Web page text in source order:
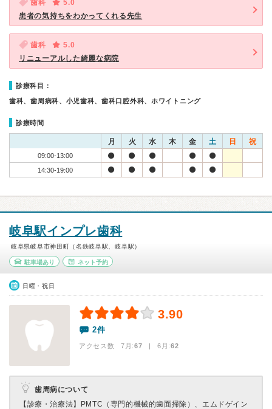
歯科
5.0
患者の気持ちをわかってくれる先生
歯科
5.0
リニューアルした綺麗な病院
診療科目：
歯科、歯周病科、小児歯科、歯科口腔外科、ホワイトニング
診療時間
月 火 水 木 金 土 日 祝
09:00-13:00
14:30-19:00
岐阜駅インプレ歯科
岐阜県岐阜市神田町（名鉄岐阜駅、岐阜駅）
駐車場あり ネット予約
日曜・祝日
3.90
2件
アクセス数 7月:67 | 6月:62
歯周病について
【診療・治療法】
PMTC（専門的機械的歯面掃除）、エムドゲイン